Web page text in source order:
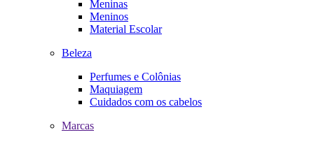
Meninas
Meninos
Material Escolar
Beleza
Perfumes e Colônias
Maquiagem
Cuidados com os cabelos
Marcas